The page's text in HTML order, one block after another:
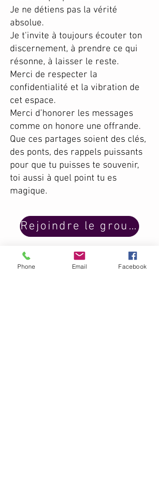
Je ne détiens pas la vérité
absolue.
Je t'invite à toujours écouter ton
discernement, à prendre ce qui
résonne, à laisser le reste.
Merci de respecter la
confidentialité et la vibration de
cet espace.
Merci d’honorer les messages
comme on honore une offrande.
Que ces partages soient des clés,
des ponts, des rappels puissants
pour que tu puisses te souvenir,
toi aussi à quel point tu es
magique.
Rejoindre le groupe facebook
Phone Email Facebook